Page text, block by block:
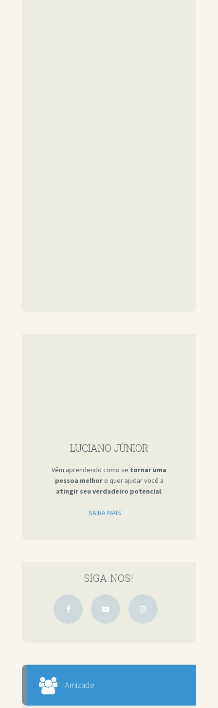
LUCIANO JÚNIOR
Vêm aprendendo como se tornar uma
pessoa melhore quer ajudar você a
atingir seu verdadeiro potencial.
SAIBA MAIS
SIGA NOS!
Amizade